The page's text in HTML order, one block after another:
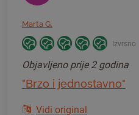
Marta G.
Izvrsno
Objavljeno prije 2 godina
"Brzo i jednostavno"
Vidi original